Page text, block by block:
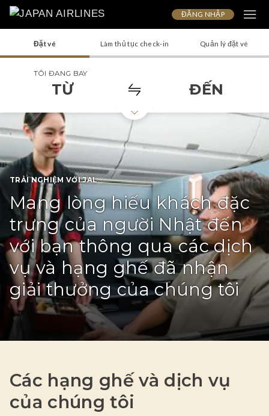
ĐĂNG NHẬP
Đặt vé Làm thủ tục check-in Quản lý đặt vé
TÔI ĐANG BAY
TỪ ĐẾN
TRẢI NGHIỆM VỚI JAL
Mang lòng hiếu khách đặc
trưng của người Nhật đến
với bạn thông qua các dịch
vụ và hạng ghế đã nhận
giải thưởng của chúng tôi
Các hạng ghế và dịch vụ
của chúng tôi